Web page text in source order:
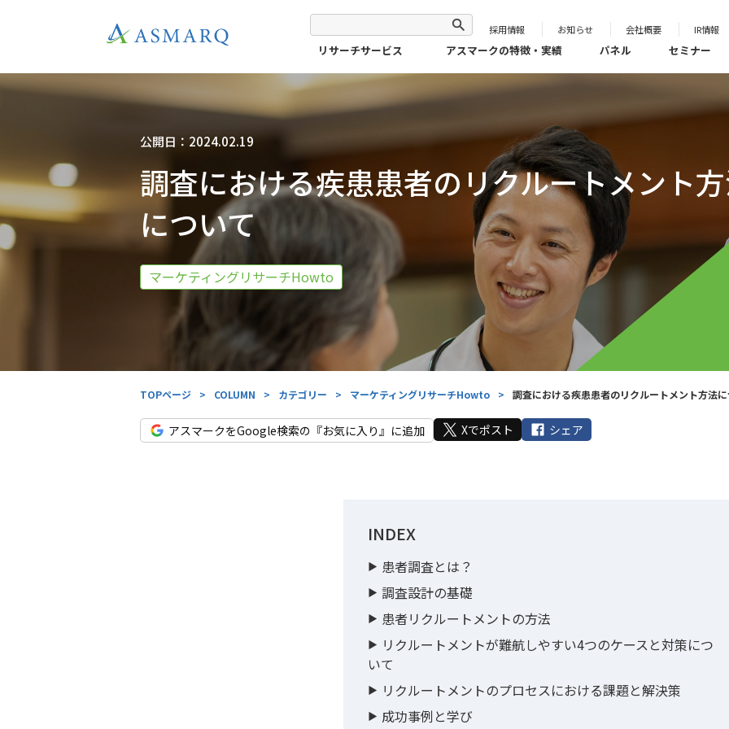
採用情報 お知らせ 会社概要 IR情報
リサーチサービス アスマークの特徴・実績 パネル セミナー
公開日：2024.02.19
調査における疾患患者のリクルートメント
について
マーケティングリサーチHowto
TOPページ > COLUMN > カテゴリー > マーケティングリサーチHowto > 調査における疾患患者のリクルートメント方法
アスマークをGoogle検索の『お気に入り』に追加 Xでポスト シェア
INDEX
患者調査とは？
調査設計の基礎
患者リクルートメントの方法
リクルートメントが難航しやすい4つのケースと対策につ
いて
リクルートメントのプロセスにおける課題と解決策
成功事例と学び